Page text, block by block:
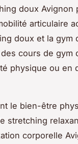
doux Avignon
articulaire
doux et la gym
cours de gym
physique ou en
le bien-être
stretching
corporelle